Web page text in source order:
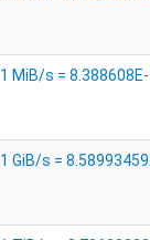
1 MiB/s =
1 GiB/s =